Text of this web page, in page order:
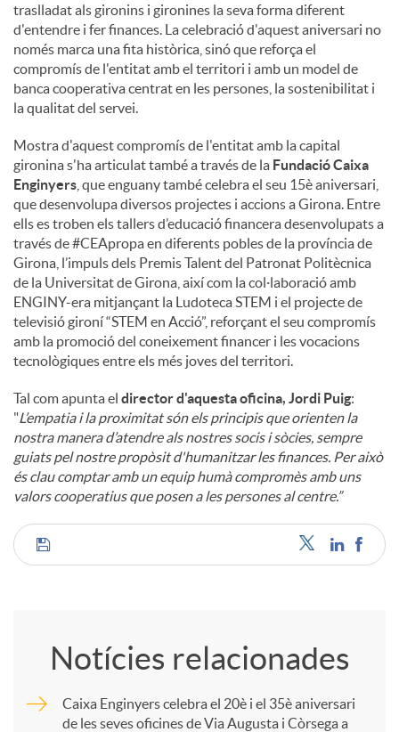
traslladat als gironins i gironines la seva forma diferent
d'entendre i fer finances. La celebració d'aquest aniversari no
només marca una fita històrica, sinó que reforça el
compromís de l'entitat amb el territori i amb un model de
banca cooperativa centrat en les persones, la sostenibilitat i
la qualitat del servei.
Mostra d'aquest compromís de l'entitat amb la capital
gironina s'ha articulat també a través de la Fundació Caixa
Enginyers , que enguany també celebra el seu 15è aniversari,
que desenvolupa diversos projectes i accions a Girona. Entre
ells es troben els tallers d’educació financera desenvolupats a
través de #CEApropa en diferents pobles de la província de
Girona, l’impuls dels Premis Talent del Patronat Politècnica
de la Universitat de Girona, així com la col·laboració amb
ENGINY-era mitjançant la Ludoteca STEM i el projecte de
televisió gironí “STEM en Acció”, reforçant el seu compromís
amb la promoció del coneixement financer i les vocacions
tecnològiques entre els més joves del territori.
Tal com apunta el director d'aquesta oficina, Jordi Puig:
"L’empatia i la proximitat són els principis que orienten la
nostra manera d’atendre als nostres socis i sòcies, sempre
guiats pel nostre propòsit d'humanitzar les finances. Per això
és clau comptar amb un equip humà compromès amb uns
valors cooperatius que posen a les persones al centre.”
C
Notícies relacionades
Caixa Enginyers celebra el 20è i el 35è aniversari
de les seves oficines de Via Augusta i Còrsega a